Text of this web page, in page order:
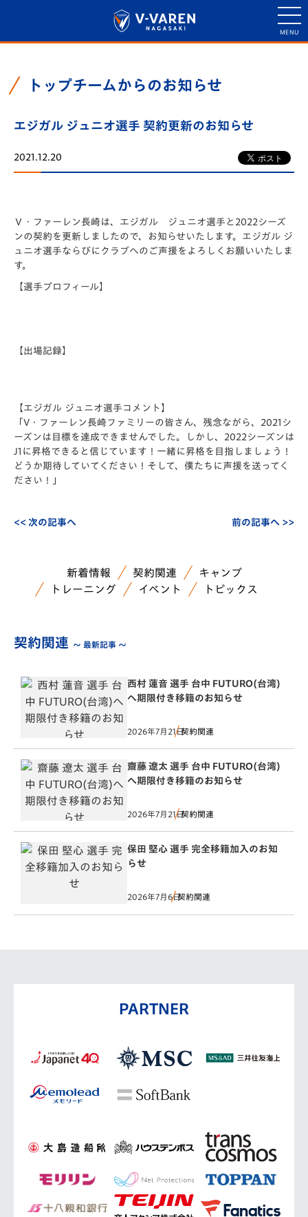
トップチームからのお知らせ
エジガル ジュニオ選手 契約更新のお知らせ
2021.12.20
Ｖ・ファーレン長崎は、エジガル ジュニオ選手と2022シーズ
ンの契約を更新しましたので、お知らせいたします。エジガル ジ
ュニオ選手ならびにクラブへのご声援をよろしくお願いいたしま
す。
【選手プロフィール】
【出場記録】
【エジガル ジュニオ選手コメント】
「V・ファーレン長崎ファミリーの皆さん、残念ながら、2021シ
ーズンは目標を達成できませんでした。しかし、2022シーズンは
J1に昇格できると信じています！一緒に昇格を目指しましょう！
どうか期待していてください！そして、僕たちに声援を送ってく
ださい！」
<< 次の記事へ 前の記事へ >>
新着情報 契約関連
キャンプ
トレーニング
イベント トピックス
契約関連 ～ 最新記事 ～
西村 蓮音 選手 台中 FUTURO(台湾)
へ期限付き移籍のお知らせ
2026年7月21日契約関連
齋藤 遼太 選手 台中 FUTURO(台湾)
へ期限付き移籍のお知らせ
2026年7月21日契約関連
保田 堅心 選手 完全移籍加入のお知
らせ
2026年7月6日契約関連
PARTNER